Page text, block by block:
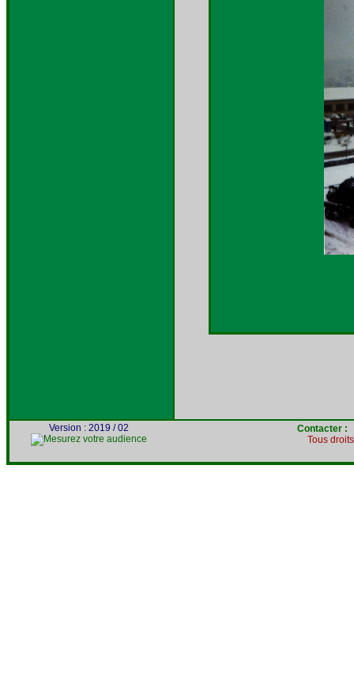
Version : 2019 / 02
Contacter :
Tous